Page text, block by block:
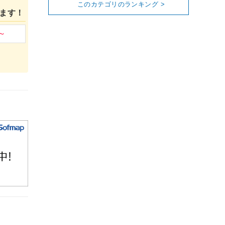
す！
このカテゴリのランキング >